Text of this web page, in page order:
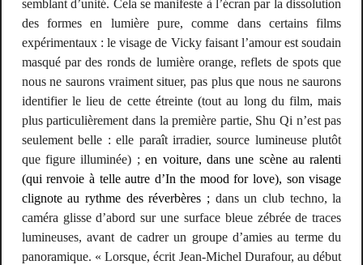
semblant d’unité. Cela se manifeste à l’écran par la dissolution
des formes en lumière pure, comme dans certains films
expérimentaux : le visage de Vicky faisant l’amour est soudain
masqué par des ronds de lumière orange, reflets de spots que
nous ne saurons vraiment situer, pas plus que nous ne saurons
identifier le lieu de cette étreinte (tout au long du film, mais
plus particulièrement dans la première partie, Shu Qi n’est pas
seulement belle : elle paraît irradier, source lumineuse plutôt
que figure illuminée) ;en voiture, dans une scène au ralenti
(qui renvoie à telle autre d’In the mood for love), son visage
clignote au rythme des réverbères ; dans un club techno, la
caméra glisse d’abord sur une surface bleue zébrée de traces
lumineuses, avant de cadrer un groupe d’amies au terme du
panoramique. « Lorsque, écrit Jean-Michel Durafour, au début